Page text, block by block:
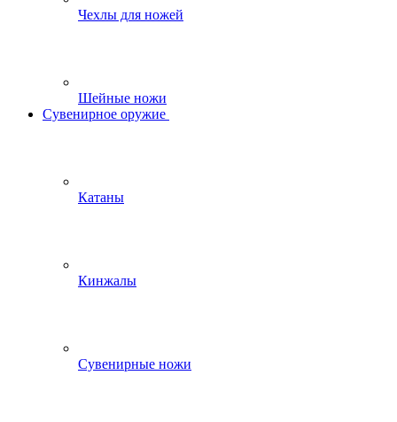
Чехлы для ножей
Шейные ножи
Сувенирное оружие
Катаны
Кинжалы
Сувенирные ножи